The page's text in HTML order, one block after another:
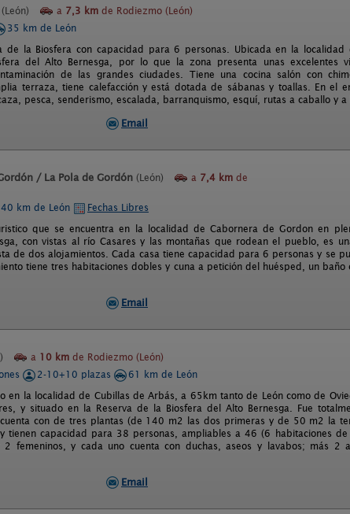
(León) a 7,3 km de Rodiezmo (León)
35 km de León
de la Biosfera con capacidad para 6 personas. Ubicada en la localidad
del Alto Bernesga, por lo que la zona presenta unas excelentes
de las grandes ciudades. Tiene una cocina salón con
terraza, tiene calefacción y está dotada de sábanas y toallas. En el
pesca, senderismo, escalada, barranquismo, esquí, rutas a caballo y a
Email
/ La Pola de Gordón (León) a 7,4 km de
40 km de León
Fechas Libres
que se encuentra en la localidad de Cabornera de Gordon en
con vistas al río Casares y las montañas que rodean el pueblo, es
de dos alojamientos. Cada casa tiene capacidad para 6 personas y se
tiene tres habitaciones dobles y cuna a petición del huésped, un baño
Email
a 10 km de Rodiezmo (León)
2-10+10 plazas
61 km de León
en la localidad de Cubillas de Arbás, a 65km tanto de León como de
y situado en la Reserva de la Biosfera del Alto Bernesga. Fue
con de tres plantas (de 140 m2 las dos primeras y de 50 m2 la
tienen capacidad para 38 personas, ampliables a 46 (6 habitaciones de
femeninos, y cada uno cuenta con duchas, aseos y lavabos; más 2
Email